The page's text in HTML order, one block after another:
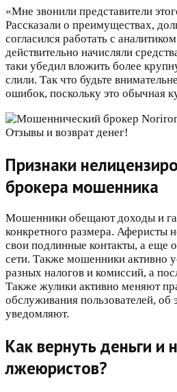
«Мне звонили представители
Рассказали о преимуществах,
согласился работать с
действительно начисляли
таки убедил вложить более
слили. Так что будьте
ошибок, поскольку это обычная
Признаки
брокера мошенника
Мошенники обещают доходы и
конкретного размера. Аферисты
свои подлинные контакты, а еще
сети. Также мошенники активно
разных налогов и комиссий, а
Также жулики активно меняют
обслуживания пользователей, об
уведомляют.
Как вернуть деньги и
лжеюристов?